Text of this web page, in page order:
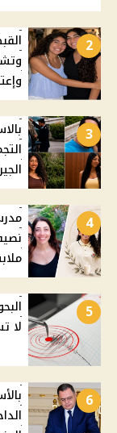
2
3
4
5
لا
6